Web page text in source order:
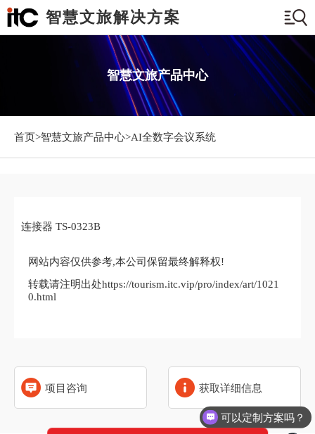
智慧文旅解决方案
智慧文旅产品中心
首页>智慧文旅产品中心>AI全数字会议系统
连接器 TS-0323B
网站内容仅供参考,本公司保留最终解释权!
转载请注明出处https://tourism.itc.vip/pro/index/art/1021
0.html
项目咨询 获取详细信息
可以定制方案吗？